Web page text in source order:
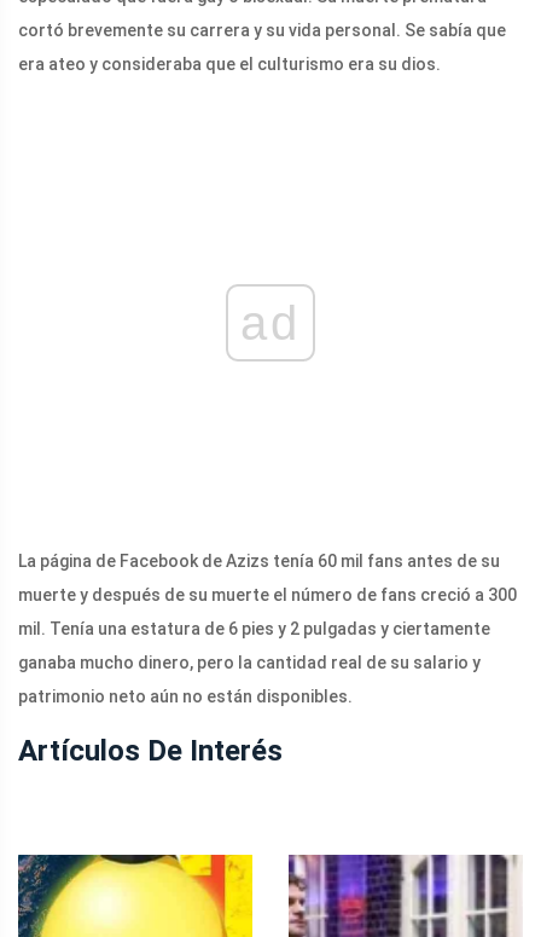
cortó brevemente su carrera y su vida personal. Se sabía que
era ateo y consideraba que el culturismo era su dios.
ad
La página de Facebook de Azizs tenía 60 mil fans antes de su
muerte y después de su muerte el número de fans creció a 300
mil. Tenía una estatura de 6 pies y 2 pulgadas y ciertamente
ganaba mucho dinero, pero la cantidad real de su salario y
patrimonio neto aún no están disponibles.
Artículos De Interés